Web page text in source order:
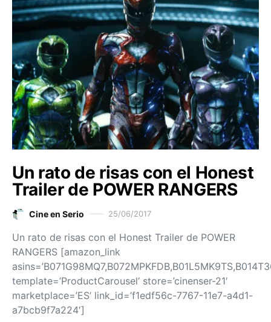
Un rato de risas con el Honest
Trailer de POWER RANGERS
Cine en Serio 25/06/2017
Un rato de risas con el Honest Trailer de POWER
RANGERS [amazon_link
template=’ProductCarousel’ store=’cinenser-21′
marketplace=’ES’ link_id=’f1edf56c-7767-11e7-a4d1-
a7bcb9f7a224′]